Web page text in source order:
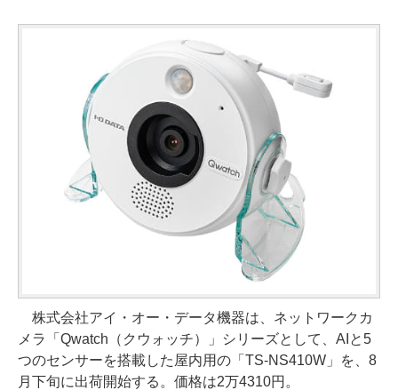
株式会社アイ・オー・データ機器は、ネットワークカ
メラ「Qwatch（クウォッチ）」シリーズとして、AIと5
つのセンサーを搭載した屋内用の「TS-NS410W」を、8
月下旬に出荷開始する。価格は2万4310円。